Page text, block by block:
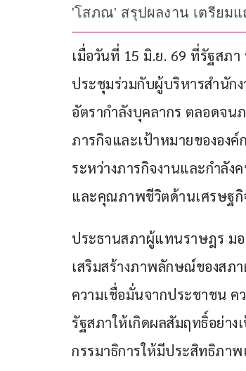
'โสภณ' สรุปผลงาน เตรียม
เมื่อวันที่ 15 มิ.ย. 69 ที่รัฐสภ
ประชุมร่วมกับผู้บริหารสำนัก
อัตรากำลังบุคลากร ตลอดจน
ภารกิจและเป้าหมายขององ
ระหว่างภารกิจงานและกำลั
และคุณภาพชีวิตด้านเศรษฐกิ
ประธานสภาผู้แทนราษฎร ม
เสริมสร้างภาพลักษณ์ของสภ
ความเชื่อมั่นจากประชาชน
รัฐสภาให้เกิดผลสัมฤทธิ์อย่าง
กรรมาธิการให้มีประสิทธิภา